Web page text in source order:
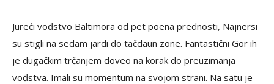
Jureći vođstvo Baltimora od pet poena prednosti, Najnersi
su stigli na sedam jardi do tačdaun zone. Fantastični Gor ih
je dugačkim trčanjem doveo na korak do preuzimanja
vođstva. Imali su momentum na svojom strani. Na satu je